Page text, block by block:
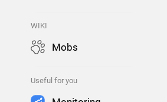
WIKI
Mobs
Useful for you